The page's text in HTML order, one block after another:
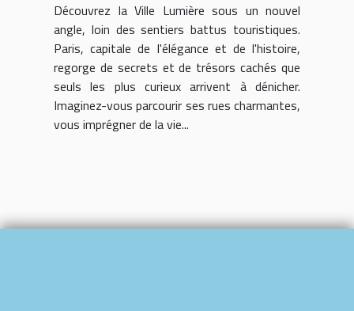
Découvrez la Ville Lumière sous un nouvel
angle, loin des sentiers battus touristiques.
Paris, capitale de l'élégance et de l'histoire,
regorge de secrets et de trésors cachés que
seuls les plus curieux arrivent à dénicher.
Imaginez-vous parcourir ses rues charmantes,
vous imprégner de la vie...